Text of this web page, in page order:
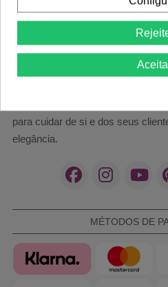
para cuidar de si e dos seus
elegância.
MÉTODOS DE